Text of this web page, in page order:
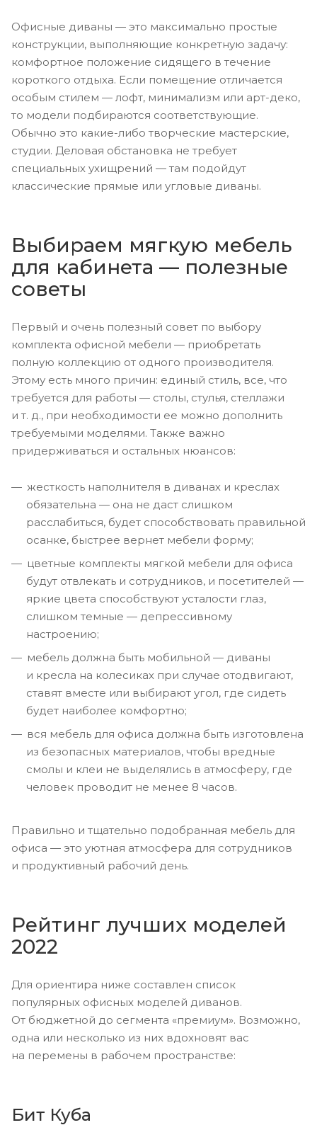
Офисные диваны — это максимально простые
конструкции, выполняющие конкретную задачу:
комфортное положение сидящего в течение
короткого отдыха. Если помещение отличается
особым стилем — лофт, минимализм или арт-деко,
то модели подбираются соответствующие.
Обычно это какие-либо творческие мастерские,
студии. Деловая обстановка не требует
специальных ухищрений — там подойдут
классические прямые или угловые диваны.
Выбираем мягкую мебель
для кабинета — полезные
советы
Первый и очень полезный совет по выбору
комплекта офисной мебели — приобретать
полную коллекцию от одного производителя.
Этому есть много причин: единый стиль, все, что
требуется для работы — столы, стулья, стеллажи
и т. д., при необходимости ее можно дополнить
требуемыми моделями. Также важно
придерживаться и остальных нюансов:
жесткость наполнителя в диванах и креслах
обязательна — она не даст слишком
расслабиться, будет способствовать правильной
осанке, быстрее вернет мебели форму;
цветные комплекты мягкой мебели для офиса
будут отвлекать и сотрудников, и посетителей —
яркие цвета способствуют усталости глаз,
слишком темные — депрессивному
настроению;
мебель должна быть мобильной — диваны
и кресла на колесиках при случае отодвигают,
ставят вместе или выбирают угол, где сидеть
будет наиболее комфортно;
вся мебель для офиса должна быть изготовлена
из безопасных материалов, чтобы вредные
смолы и клеи не выделялись в атмосферу, где
человек проводит не менее 8 часов.
Правильно и тщательно подобранная мебель для
офиса — это уютная атмосфера для сотрудников
и продуктивный рабочий день.
Рейтинг лучших моделей
2022
Для ориентира ниже составлен список
популярных офисных моделей диванов.
От бюджетной до сегмента «премиум». Возможно,
одна или несколько из них вдохновят вас
на перемены в рабочем пространстве:
Бит Куба